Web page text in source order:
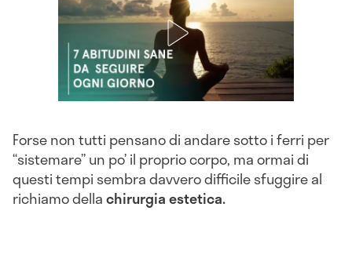
Forse non tutti pensano di andare sotto i ferri per
“sistemare” un po’ il proprio corpo, ma ormai di
questi tempi sembra davvero difficile sfuggire al
richiamo dellachirurgia estetica.